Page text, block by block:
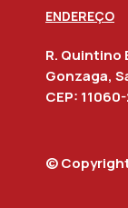
ENDEREÇO
R. Quintino
Gonzaga,
CEP:
©